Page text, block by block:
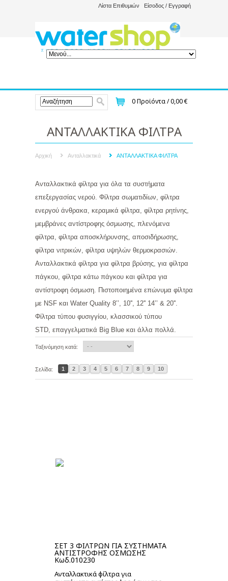
Λίστα Επιθυμιών Είσοδος / Εγγραφή
0Προϊόντα /0,00 €
ΑΝΤΑΛΛΑΚΤΙΚΑ ΦΙΛΤΡΑ
Αρχική Ανταλλακτικά ΑΝΤΑΛΛΑΚΤΙΚΑ ΦΙΛΤΡΑ
Ανταλλακτικά φίλτρα για όλα τα συστήματα
επεξεργασίας νερού. Φίλτρα σωματιδίων, φίλτρα
ενεργού άνθρακα, κεραμικά φίλτρα, φίλτρα ρητίνης,
μεμβράνες αντίστροφης όσμωσης, πλενόμενα
φίλτρα, φίλτρα αποσκλήρυνσης, αποσιδήρωσης,
φίλτρα νιτρικών, φίλτρα υψηλών θερμοκρασιών.
Ανταλλακτικά φίλτρα για φίλτρα βρύσης, για φίλτρα
πάγκου, φίλτρα κάτω πάγκου και φίλτρα για
αντίστροφη όσμωση. Πιστοποιημένα επώνυμα φίλτρα
με NSF και Water Quality 8’’, 10'', 12'' 14’’ & 20''.
Φίλτρα τύπου φυσιγγίου, κλασσικού τύπου
STD, επαγγελματικά Big Blue και άλλα πολλά.
Ταξινόμηση κατά:
Σελίδα: 1 2 3 4 5 6 7 8 9 10
ΣΕΤ 3 ΦΙΛΤΡΩΝ ΓΙΑ ΣΥΣΤΗΜΑΤΑ
ΑΝΤΙΣΤΡΟΦΗΣ ΟΣΜΩΣΗΣ
Κωδ.010230
Ανταλλακτικά φίλτρα για